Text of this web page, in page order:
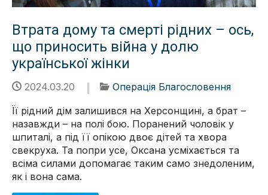
Втрата дому та смерті рідних – ось,
що приносить війна у долю
української жінки
2024.03.20
Операція Благословення
Її рідний дім залишився на Херсонщині, а брат –
назавжди – на полі бою. Поранений чоловік у
шпиталі, а під її опікою двоє дітей та хвора
свекруха. Та попри усе, Оксана усміхається та
всіма силами допомагає таким само знедоленим,
як і вона сама.